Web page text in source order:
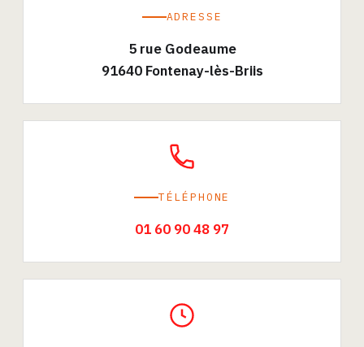
ADRESSE
5 rue Godeaume
91640 Fontenay-lès-Briis
TÉLÉPHONE
01 60 90 48 97